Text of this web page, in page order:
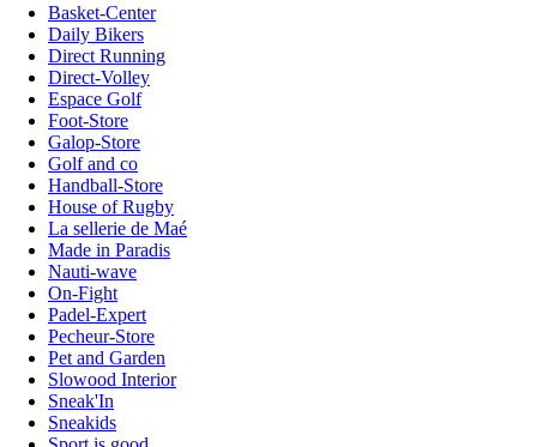
Basket-Center
Daily Bikers
Direct Running
Direct-Volley
Espace Golf
Foot-Store
Galop-Store
Golf and co
Handball-Store
House of Rugby
La sellerie de Maé
Made in Paradis
Nauti-wave
On-Fight
Padel-Expert
Pecheur-Store
Pet and Garden
Slowood Interior
Sneak'In
Sneakids